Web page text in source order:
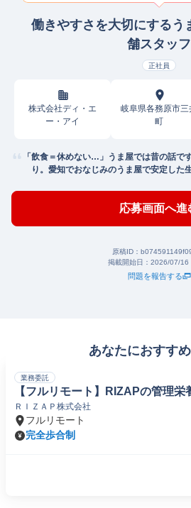
働きやすさを大切にするう
舗スタッフ
正社員
株式会社ディ・エ
ー・アイ
岐阜県各務原市三
町
「飲食＝休めない…」うま屋では昔の話で
り。愛知でおなじみのうま屋で安定した
応募画面へ進
原稿ID：
掲載開始日： 2026/07/16
問題を報告する
あなたにおすす
業務委託
【フルリモート】RIZAPの管理栄
ＲＩＺＡＰ株式会社
フルリモート
完全歩合制